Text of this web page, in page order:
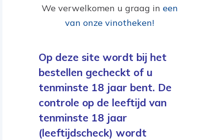
We verwelkomen u graag in een
van onze vinotheken!
Op deze site wordt bij het
bestellen gecheckt of u
tenminste 18 jaar bent. De
controle op de leeftijd van
tenminste 18 jaar
(leeftijdscheck) wordt